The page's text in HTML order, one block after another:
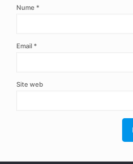
Nume *
Email *
Site web